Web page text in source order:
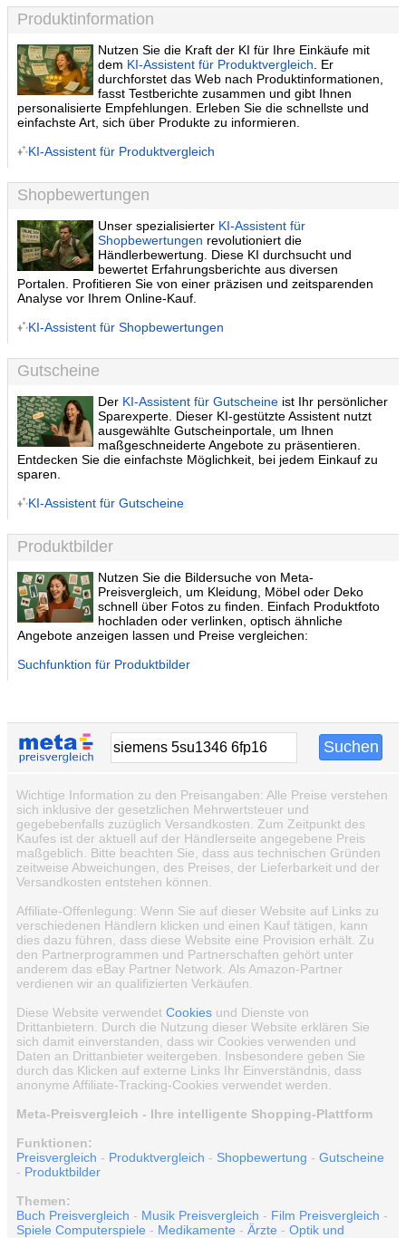
Produktinformation
Nutzen Sie die Kraft der KI für Ihre Einkäufe mit
dem KI-Assistent für Produktvergleich . Er
durchforstet das Web nach Produktinformationen,
fasst Testberichte zusammen und gibt Ihnen
personalisierte Empfehlungen. Erleben Sie die schnellste und
einfachste Art, sich über Produkte zu informieren.
KI-Assistent für Produktvergleich
Shopbewertungen
Unser spezialisierter KI-Assistent für
Shopbewertungen revolutioniert die
Händlerbewertung. Diese KI durchsucht und
bewertet Erfahrungsberichte aus diversen
Portalen. Profitieren Sie von einer präzisen und zeitsparenden
Analyse vor Ihrem Online-Kauf.
KI-Assistent für Shopbewertungen
Gutscheine
Der KI-Assistent für Gutscheine ist Ihr persönlicher
Sparexperte. Dieser KI-gestützte Assistent nutzt
ausgewählte Gutscheinportale, um Ihnen
maßgeschneiderte Angebote zu präsentieren.
Entdecken Sie die einfachste Möglichkeit, bei jedem Einkauf zu
sparen.
KI-Assistent für Gutscheine
Produktbilder
Nutzen Sie die Bildersuche von Meta-
Preisvergleich, um Kleidung, Möbel oder Deko
schnell über Fotos zu finden. Einfach Produktfoto
hochladen oder verlinken, optisch ähnliche
Angebote anzeigen lassen und Preise vergleichen:
Suchfunktion für Produktbilder
Wichtige Information zu den Preisangaben: Alle Preise verstehen
sich inklusive der gesetzlichen Mehrwertsteuer und
gegebebenfalls zuzüglich Versandkosten. Zum Zeitpunkt des
Kaufes ist der aktuell auf der Händlerseite angegebene Preis
maßgeblich. Bitte beachten Sie, dass aus technischen Gründen
zeitweise Abweichungen, des Preises, der Lieferbarkeit und der
Versandkosten entstehen können.
Affiliate-Offenlegung: Wenn Sie auf dieser Website auf Links zu
verschiedenen Händlern klicken und einen Kauf tätigen, kann
dies dazu führen, dass diese Website eine Provision erhält. Zu
den Partnerprogrammen und Partnerschaften gehört unter
anderem das eBay Partner Network. Als Amazon-Partner
verdienen wir an qualifizierten Verkäufen.
Diese Website verwendet Cookies und Dienste von
Drittanbietern. Durch die Nutzung dieser Website erklären Sie
sich damit einverstanden, dass wir Cookies verwenden und
Daten an Drittanbieter weitergeben. Insbesondere geben Sie
durch das Klicken auf externe Links Ihr Einverständnis, dass
anonyme Affiliate-Tracking-Cookies verwendet werden.
Meta-Preisvergleich - Ihre intelligente Shopping-Plattform
Funktionen:
Preisvergleich - Produktvergleich - Shopbewertung - Gutscheine
- Produktbilder
Themen:
Buch Preisvergleich - Musik Preisvergleich - Film Preisvergleich -
Spiele Computerspiele - Medikamente - Ärzte - Optik und